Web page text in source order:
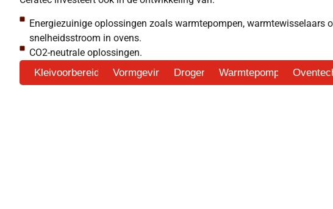
Energiezuinige oplossingen zoals warmtepompen, warmtewisselaars
snelheidsstroom in ovens.
CO2-neutrale oplossingen.
Kleivoorbereiding Vormgeving Drogen Warmtepompen